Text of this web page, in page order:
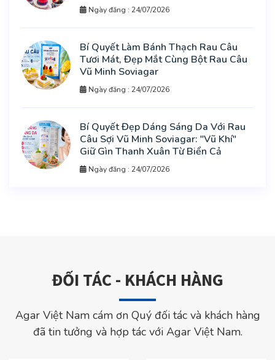
Ngày đăng : 24/07/2026
Bí Quyết Làm Bánh Thạch Rau Câu
Tươi Mát, Đẹp Mắt Cùng Bột Rau Câu
Vũ Minh Soviagar
Ngày đăng : 24/07/2026
Bí Quyết Đẹp Dáng Sáng Da Với Rau
Câu Sợi Vũ Minh Soviagar: "Vũ Khí"
Giữ Gìn Thanh Xuân Từ Biển Cả
Ngày đăng : 24/07/2026
ĐỐI TÁC - KHÁCH HÀNG
Agar Việt Nam cám ơn Quý đối tác và khách hàng
đã tin tưởng và hợp tác với Agar Việt Nam.